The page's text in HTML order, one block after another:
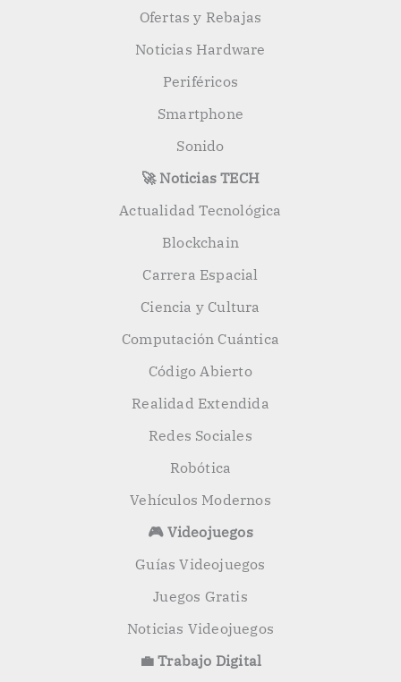
Ofertas y Rebajas
Noticias Hardware
Periféricos
Smartphone
Sonido
🚀 Noticias TECH
Actualidad Tecnológica
Blockchain
Carrera Espacial
Ciencia y Cultura
Computación Cuántica
Código Abierto
Realidad Extendida
Redes Sociales
Robótica
Vehículos Modernos
🎮 Videojuegos
Guías Videojuegos
Juegos Gratis
Noticias Videojuegos
💼 Trabajo Digital